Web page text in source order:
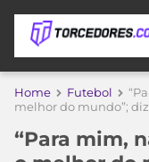
APOSTAS
DE
Home Futebol
melhor do mundo”;
“Para mim,
Acesse o
no Twitter